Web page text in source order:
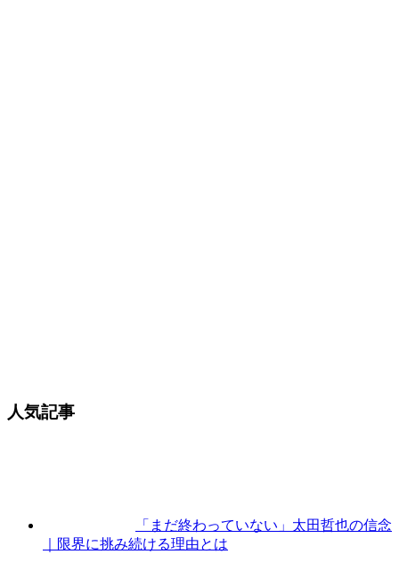
人気記事
「まだ終わっていない」太田哲也の信念
｜限界に挑み続ける理由とは